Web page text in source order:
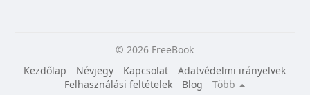
© 2026 FreeBook
Kezdőlap
Névjegy Kapcsolat
Adatvédelmi irányelvek
Felhasználási feltételek
Blog
Több